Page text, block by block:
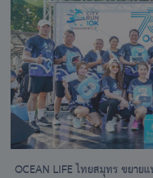
OCEAN LIFE ไทยสมุทร ขยาย